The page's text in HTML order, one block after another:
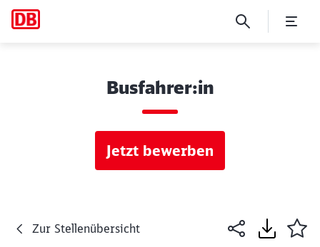
Busfahrer:in
Jetzt bewerben
Zur Stellenübersicht